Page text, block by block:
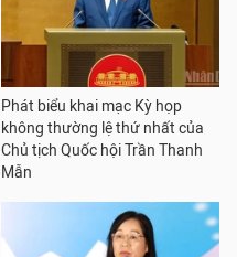
Phát biểu khai mạc Kỳ họp
không thường lệ thứ nhất của
Chủ tịch Quốc hội Trần Thanh
Mẫn